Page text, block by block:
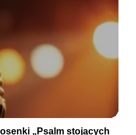
„Psalm stojących